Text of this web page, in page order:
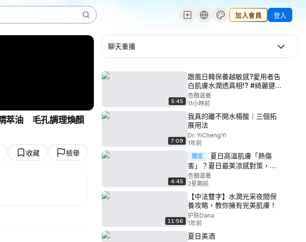
加入會員 登入
萃油 毛孔調理煥顏
收藏 檢舉
聊天重播
5:45
跟風日韓保養越敏感?愛用者告
白肌膚水潤透真相!? #綺麗健康
#世大全安
杏顏滋養
11小時前
7:09
我真的離不開水楊酸｜三個拓
展用法
Dr. YiChengYi
1年前
4:45
獨家
夏日高溫肌膚「熱傷
害」？夏日最美涼感對策，不
再擔心熱老化 #綺麗健康 #世大
全安
杏顏滋養
2星期前
11:56
【中法雙字】水潤光采夜間保
養攻略，教你擁有完美肌膚！
护肤Dana
1年前
夏日美酒